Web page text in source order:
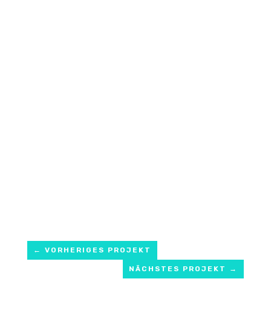
← VORHERIGES PROJEKT
NÄCHSTES PROJEKT →